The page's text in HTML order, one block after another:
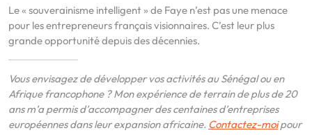
Le « souverainisme intelligent » de Faye n’est pas une menace
pour les entrepreneurs français visionnaires. C’est leur plus
grande opportunité depuis des décennies.
Vous envisagez de développer vos activités au Sénégal ou en
Afrique francophone ? Mon expérience de terrain de plus de 20
ans m’a permis d’accompagner des centaines d’entreprises
européennes dans leur expansion africaine. Contactez-moipour